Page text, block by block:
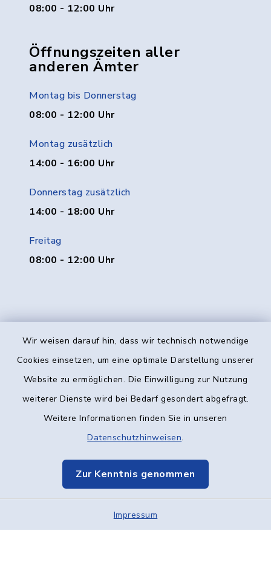
Wir weisen darauf hin, dass wir technisch notwendige
Cookies einsetzen, um eine optimale Darstellung unserer
Website zu ermöglichen. Die Einwilligung zur Nutzung
weiterer Dienste wird bei Bedarf gesondert abgefragt.
Weitere Informationen finden Sie in unseren
Datenschutzhinweisen.
Zur Kenntnis genommen
Impressum
08:00 - 12:00 Uhr
Öffnungszeiten aller
anderen Ämter
Montag bis Donnerstag
08:00 - 12:00 Uhr
Montag zusätzlich
14:00 - 16:00 Uhr
Donnerstag zusätzlich
14:00 - 18:00 Uhr
Freitag
08:00 - 12:00 Uhr
Kontakt
Datenschutz
Elektronische Kommunikation
Sitemap